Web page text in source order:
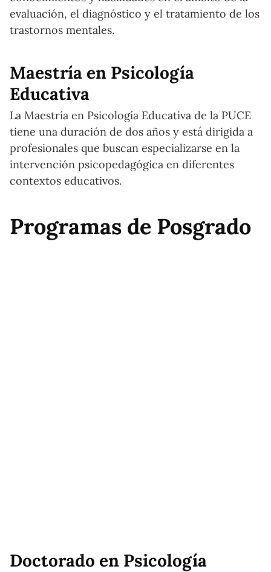
evaluación, el diagnóstico y el tratamiento de los
trastornos mentales.
Maestría en Psicología
Educativa
La Maestría en Psicología Educativa de la PUCE
tiene una duración de dos años y está dirigida a
profesionales que buscan especializarse en la
intervención psicopedagógica en diferentes
contextos educativos.
Programas de Posgrado
Doctorado en Psicología